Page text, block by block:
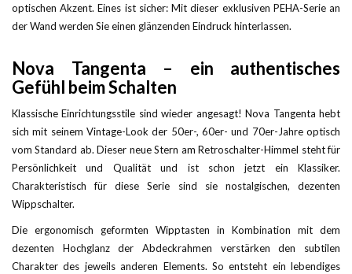
optischen Akzent. Eines ist sicher: Mit dieser exklusiven PEHA-Serie an
der Wand werden Sie einen glänzenden Eindruck hinterlassen.
Nova Tangenta – ein authentisches
Gefühl beim Schalten
Klassische Einrichtungsstile sind wieder angesagt! Nova Tangenta hebt
sich mit seinem Vintage-Look der 50er-, 60er- und 70er-Jahre optisch
vom Standard ab. Dieser neue Stern am Retroschalter-Himmel steht für
Persönlichkeit und Qualität und ist schon jetzt ein Klassiker.
Charakteristisch für diese Serie sind sie nostalgischen, dezenten
Wippschalter.
Die ergonomisch geformten Wipptasten in Kombination mit dem
dezenten Hochglanz der Abdeckrahmen verstärken den subtilen
Charakter des jeweils anderen Elements. So entsteht ein lebendiges